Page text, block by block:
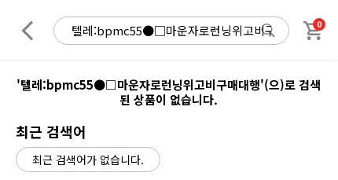
0
'텔레:bpmc55●□마운자로런닝위고비구매대행'(으)로 검색
된 상품이 없습니다.
최근 검색어
최근 검색어가 없습니다.